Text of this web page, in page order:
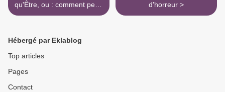
qu'Être, ou : comment peut-
on vouloir être de gauche ?
d'horreur >
Hébergé par Eklablog
Top articles
Pages
Contact